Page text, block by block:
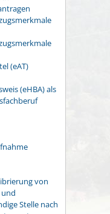
(eAT)
(eHBA) als
von
Stelle nach